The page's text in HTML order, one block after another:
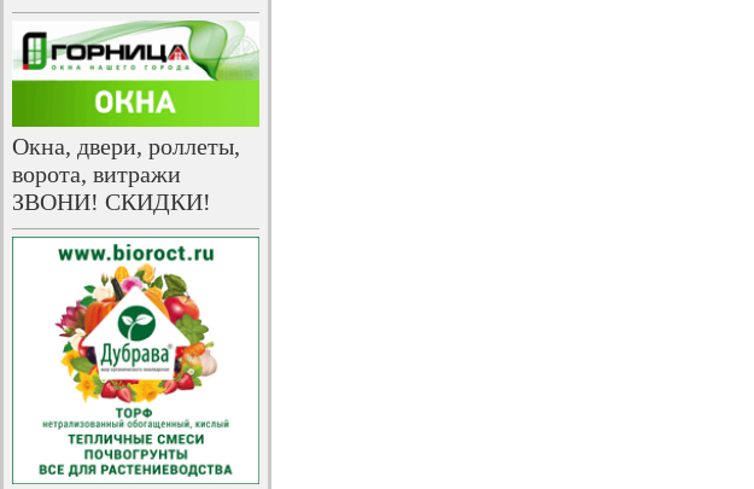
Окна, двери, роллеты,
ворота, витражи
ЗВОНИ! СКИДКИ!